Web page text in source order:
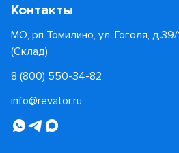
Контакты
МО, рп Томилино, ул. Гоголя, д.39/
(Склад)
8 (800) 550-34-82
info@revator.ru